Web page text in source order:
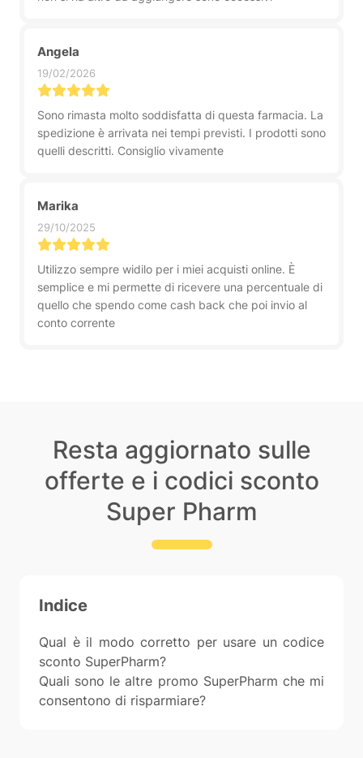
Angela
19/02/2026
Sono rimasta molto soddisfatta di questa farmacia. La
spedizione è arrivata nei tempi previsti. I prodotti sono
quelli descritti. Consiglio vivamente
Marika
29/10/2025
Utilizzo sempre widilo per i miei acquisti online. È
semplice e mi permette di ricevere una percentuale di
quello che spendo come cash back che poi invio al
conto corrente
Resta aggiornato sulle
offerte e i codici sconto
Super Pharm
Indice
Qual è il modo corretto per usare un codice
sconto SuperPharm?
Quali sono le altre promo SuperPharm che mi
consentono di risparmiare?